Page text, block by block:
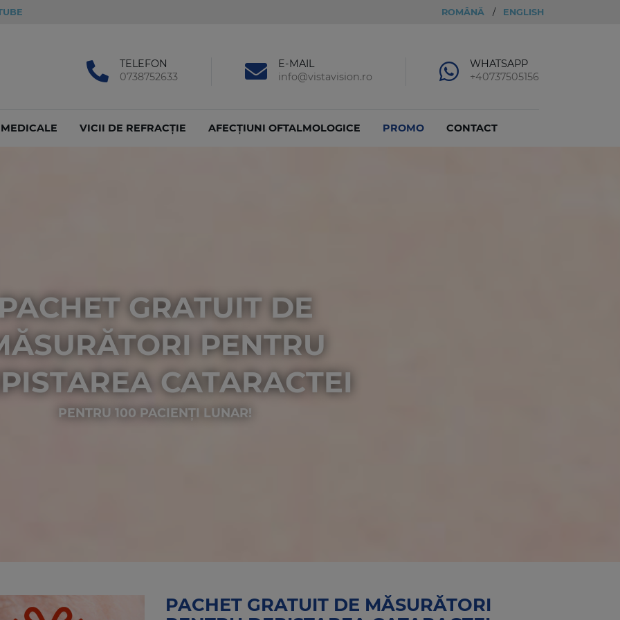
ROMÂNĂ / ENGLISH
TELEFON
0738752633
E-MAIL
info@vistavision.ro
WHATSAPP
+40737505156
VICII DE REFRACȚIE AFECȚIUNI OFTALMOLOGICE PROMO CONTACT
GRATUIT DE
PENTRU
CATARACTEI
PENTRU 100 PACIENȚI LUNAR!
PACHET GRATUIT DE MĂSURĂTORI